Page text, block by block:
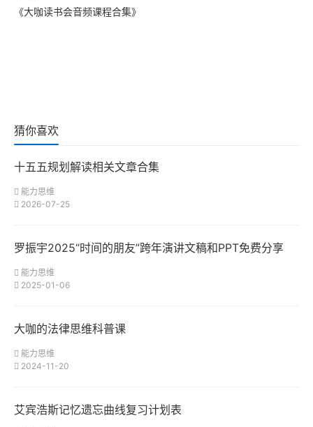
《大咖读书会音频课程合集》
猜你喜欢
十五五规划解读相关文章合集
能力思维
2026-07-25
罗振宇2025“时间的朋友”跨年演讲文稿和PPT免费分享
能力思维
2025-01-06
大咖的法律思维科普课
能力思维
2024-11-20
艾宾浩斯记忆遗忘曲线复习计划表